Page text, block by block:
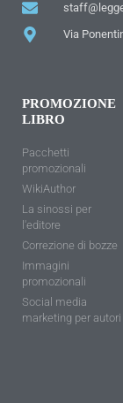
Via
PROMOZIONE
LIBRO
Pacchetti
promozionali
WikiAuthor
La sinossi per
l'editore
Correzione di bozze
Immagini
promozionali
Social media
marketing per autori